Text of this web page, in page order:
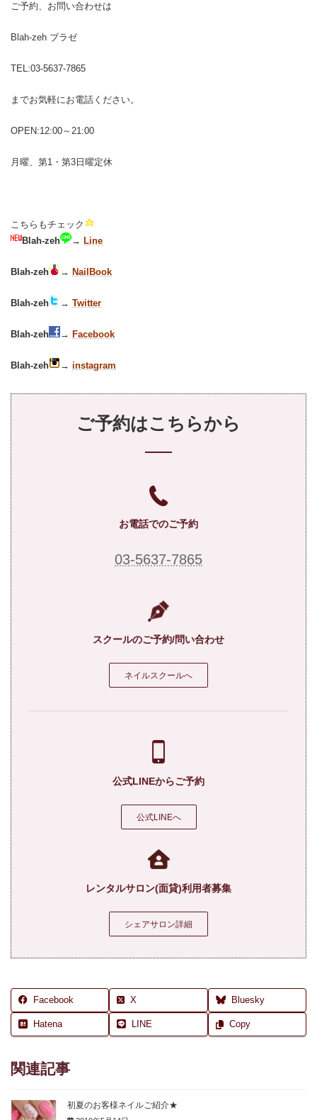
ご予約、お問い合わせは
Blah-zeh ブラゼ
TEL:03-5637-7865
までお気軽にお電話ください。
OPEN:12:00～21:00
月曜、第1・第3日曜定休
こちらもチェック
Blah-zeh
→ Line
Blah-zeh → NailBook
Blah-zeh → Twitter
Blah-zeh → Facebook
Blah-zeh → instagram
ご予約はこちらから
お電話でのご予約
03-5637-7865
スクールのご予約/問い合わせ
ネイルスクールへ
公式LINEからご予約
公式LINEへ
レンタルサロン(面貸)利用者募集
シェアサロン詳細
Facebook X Bluesky
Hatena LINE Copy
関連記事
初夏のお客様ネイルご紹介★